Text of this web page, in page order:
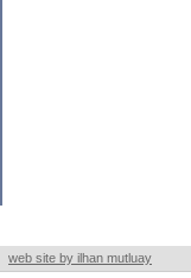
web site by ilhan mutluay